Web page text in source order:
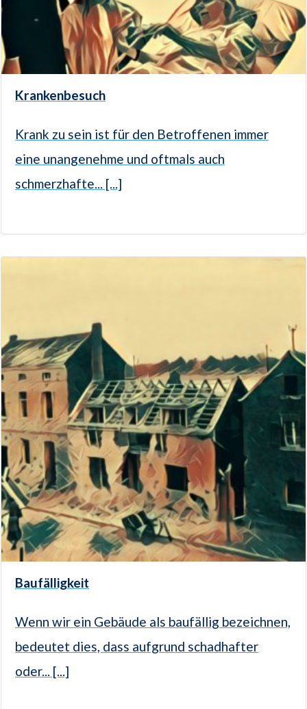
Krankenbesuch
Krank zu sein ist für den Betroffenen immer
eine unangenehme und oftmals auch
schmerzhafte... [...]
Baufälligkeit
Wenn wir ein Gebäude als baufällig bezeichnen,
bedeutet dies, dass aufgrund schadhafter
oder... [...]